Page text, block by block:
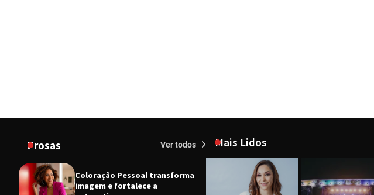
Prosas Ver todos
Coloração Pessoal transforma
imagem e fortalece a
Mais Lidos